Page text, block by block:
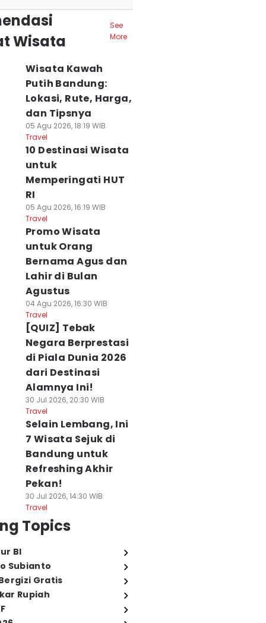
Wisata
See
More
Wisata Kawah
Putih Bandung:
Lokasi, Rute, Harga,
dan Tipsnya
05 Agu 2026, 18:19 WIB
Travel
10 Destinasi Wisata
untuk
Memperingati HUT
RI
05 Agu 2026, 16:19 WIB
Travel
Promo Wisata
untuk Orang
Bernama Agus dan
Lahir di Bulan
Agustus
04 Agu 2026, 16:30 WIB
Travel
[QUIZ] Tebak
Negara Berprestasi
di Piala Dunia 2026
dari Destinasi
Alamnya Ini!
30 Jul 2026, 20:30 WIB
Travel
Selain Lembang, Ini
7 Wisata Sejuk di
Bandung untuk
Refreshing Akhir
Pekan!
30 Jul 2026, 14:30 WIB
Travel
Topics
BI
Subianto
Gratis
Rupiah